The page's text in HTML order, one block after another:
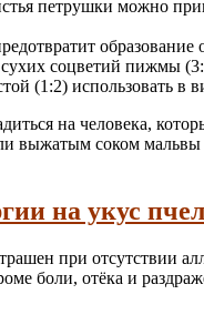
петрушки можно
образование
соцветий пижмы
(1:2) использовать в
на человека,
выжатым соком
на укус
при отсутствии
боли, отёка и